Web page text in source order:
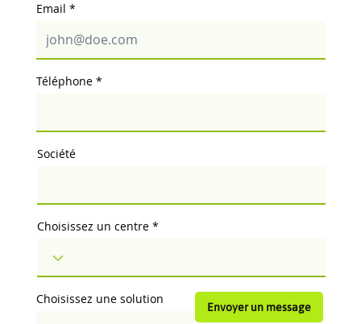
Email
Téléphone
Choisissez un centre
Société
Choisissez une solution
Envoyer un message